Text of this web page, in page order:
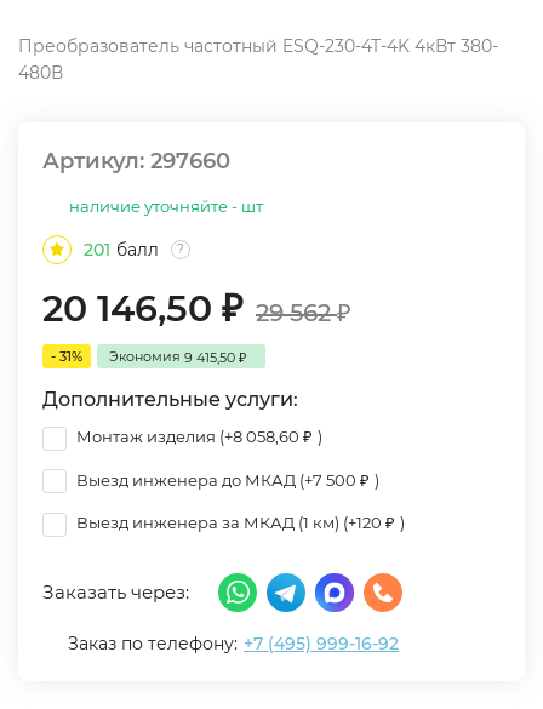
Преобразователь частотный ESQ-230-4T-4K 4кВт 380-
480В
Артикул: 297660
наличие уточняйте - шт
201 балл ?
20 146,50 ₽ 29 562₽
- 31% Экономия 9 415,50 ₽
Дополнительные услуги:
Монтаж изделия (+8 058,60 ₽ )
Выезд инженера до МКАД (+7 500 ₽ )
Выезд инженера за МКАД (1 км) (+120 ₽ )
Заказать через:
Заказ по телефону: +7 (495) 999-16-92